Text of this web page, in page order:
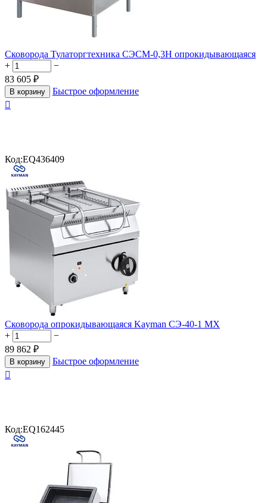
Сковорода Тулаторгтехника СЭСМ-0,3Н опрокидывающаяся
+
−
83 605 ₽
В корзину
Быстрое оформление

Код:EQ436409
Сковорода опрокидывающаяся Kayman СЭ-40-1 МХ
+
−
89 862 ₽
В корзину
Быстрое оформление

Код:EQ162445